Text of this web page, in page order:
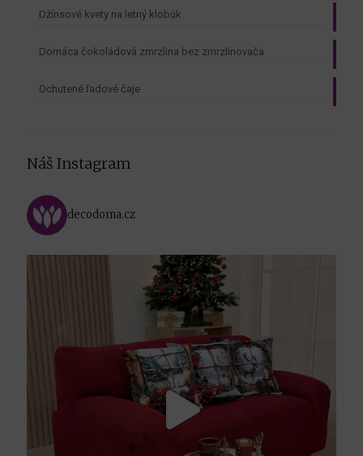
Džínsové kvety na letný klobúk
Domáca čokoládová zmrzlina bez zmrzlinovača
Ochutené ľadové čaje
Náš Instagram
decodoma.cz